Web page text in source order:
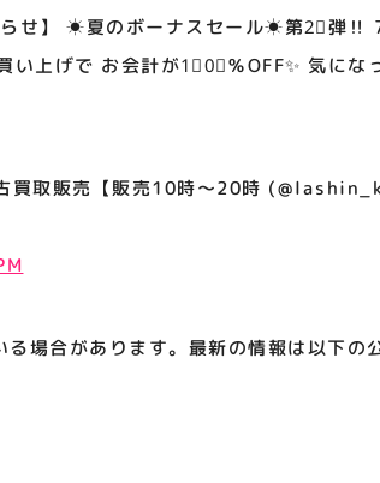
得に手に入れる大チ
らせ】 ☀夏のボーナスセール☀第2⃣弾‼️
上げで お会計が1⃣0⃣％OFF✨ 気にな
買取販売【販売10時～20時
場合があります。最新の情報は以下の